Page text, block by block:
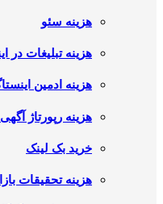
هزینه سئو
هزینه تبلیغات در
هزینه ادمین
هزینه رپورتاژ آگهی
خرید بک لینک
هزینه تحقیقات